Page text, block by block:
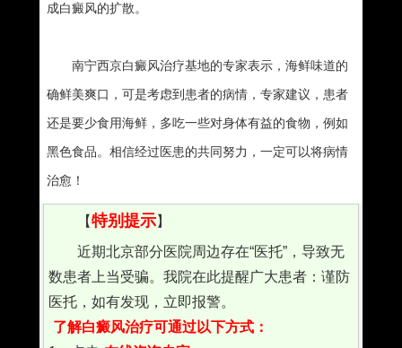
成白癜风的扩散。
南宁西京白癜风治疗基地的专家表示，海鲜味道的
确鲜美爽口，可是考虑到患者的病情，专家建议，患者
还是要少食用海鲜，多吃一些对身体有益的食物，例如
黑色食品。相信经过医患的共同努力，一定可以将病情
治愈！
【特别提示】
近期北京部分医院周边存在“医托”，导致无
数患者上当受骗。我院在此提醒广大患者：谨防
医托，如有发现，立即报警。
了解白癜风治疗可通过以下方式：